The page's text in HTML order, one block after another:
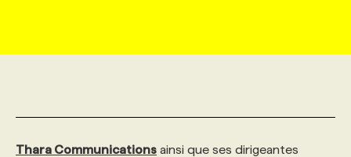
ANNONCEZ AVEC NOUS
ANNONCEZ AVEC NOUS
NOS PARCOURS DE FORMATIONS
SERVICE DE CHASSE DE TÊTE
Thara Communications ainsi que ses dirigeantes